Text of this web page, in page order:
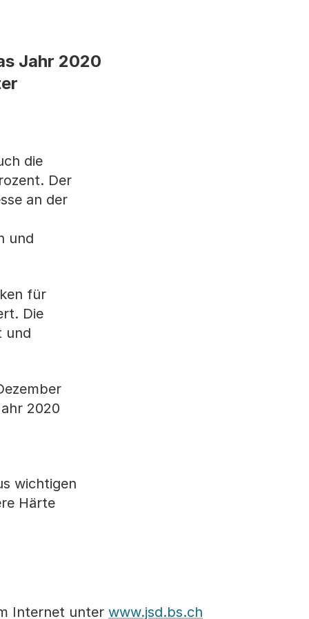
Jahr 2020
die
Der
an der
und
für
Die
und
2020
wichtigen
Härte
Internet unter www.jsd.bs.ch